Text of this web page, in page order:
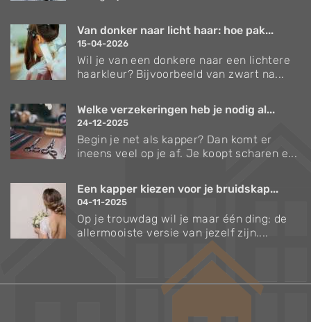
Van donker naar licht haar: hoe pak...
15-04-2026
Wil je van een donkere naar een lichtere
haarkleur? Bijvoorbeeld van zwart na...
Welke verzekeringen heb je nodig al...
24-12-2025
Begin je net als kapper? Dan komt er
ineens veel op je af. Je koopt scharen e...
Een kapper kiezen voor je bruidskap...
04-11-2025
Op je trouwdag wil je maar één ding: de
allermooiste versie van jezelf zijn....